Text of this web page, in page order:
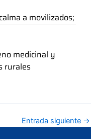
a movilizados;
medicinal y
rurales
Entrada siguiente →